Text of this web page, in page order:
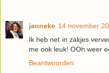
janneke 14 november
Ik heb net in zakjes
me ook leuk! OOh weer
Beantwoorden